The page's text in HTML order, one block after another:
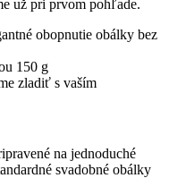
už pri prvom pohľade.
obopnutie obálky bez
150 g
zladiť s vaším
na jednoduché
svadobné obálky